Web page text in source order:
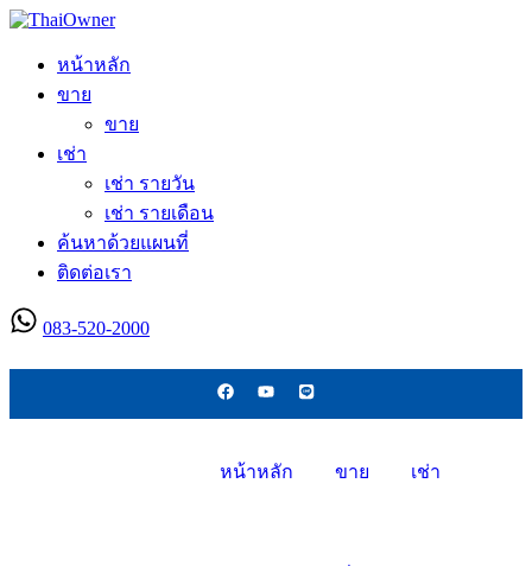
หน้าหลัก
ขาย
ขาย
เช่า
เช่า รายวัน
เช่า รายเดือน
ค้นหาด้วยแผนที่
ติดต่อเรา
083-520-2000
หน้าหลัก ขาย เช่า